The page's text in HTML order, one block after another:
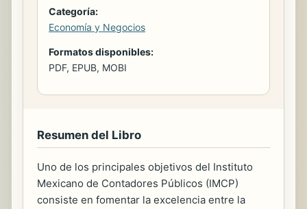
Categoría:
Economía y Negocios
Formatos disponibles:
PDF, EPUB, MOBI
Resumen del Libro
Uno de los principales objetivos del Instituto
Mexicano de Contadores Públicos (IMCP)
consiste en fomentar la excelencia entre la